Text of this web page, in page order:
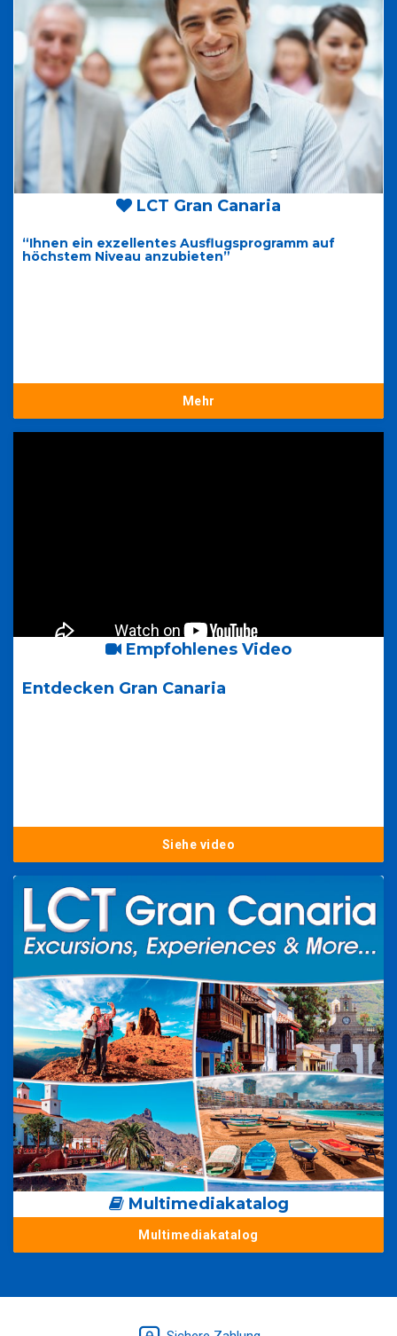
LCT Gran Canaria
“Ihnen ein exzellentes Ausflugsprogramm auf
höchstem Niveau anzubieten”
Mehr
Empfohlenes Video
Entdecken Gran Canaria
Siehe video
Multimediakatalog
Multimediakatalog